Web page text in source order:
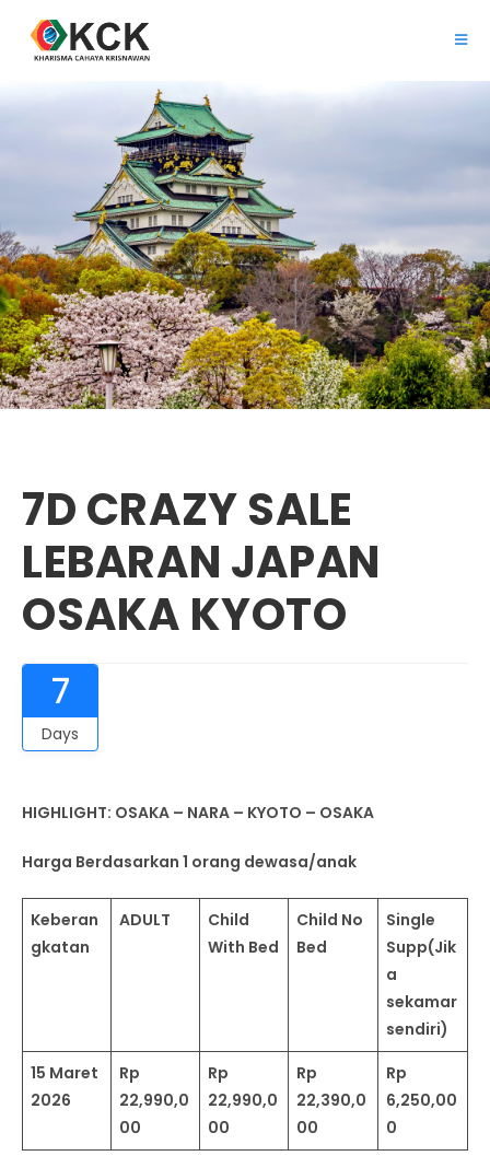
7D CRAZY SALE
LEBARAN JAPAN
OSAKA KYOTO
7
Days
HIGHLIGHT: OSAKA – NARA – KYOTO – OSAKA
Harga Berdasarkan 1 orang dewasa/anak
Keberan
gkatan
ADULT
Child
With Bed
Child No
Bed
Single
Supp(Jik
a
sekamar
sendiri)
15 Maret
2026
Rp
22,990,0
00
Rp
22,990,0
00
Rp
22,390,0
00
Rp
6,250,00
0